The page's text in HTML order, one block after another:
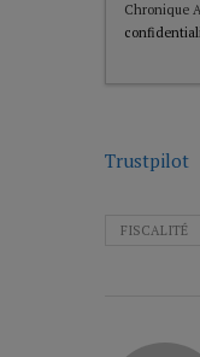
Chronique
Trustpilot
FISCALITÉ